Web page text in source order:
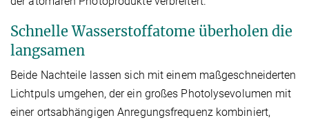
Schnelle Wasserstoffatome überholen die
langsamen
Beide Nachteile lassen sich mit einem maßgeschneiderten
Lichtpuls umgehen, der ein großes Photolysevolumen mit
einer ortsabhängigen Anregungsfrequenz kombiniert,